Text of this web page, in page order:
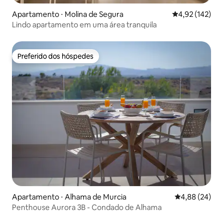
Apartamento ⋅ Molina de Segura 4,92 de uma
4,92 (142)
Lindo apartamento em uma área tranquila
Preferido dos hóspedes
Preferido dos hóspedes
Apartamento ⋅ Alhama de Murcia 4,88 de uma
4,88 (24)
Penthouse Aurora 3B - Condado de Alhama